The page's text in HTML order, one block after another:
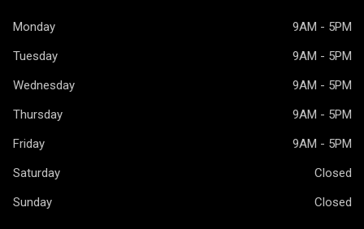
Monday
9AM - 5PM
Tuesday
9AM - 5PM
Wednesday
9AM - 5PM
Thursday
9AM - 5PM
Friday
9AM - 5PM
Saturday
Closed
Sunday
Closed